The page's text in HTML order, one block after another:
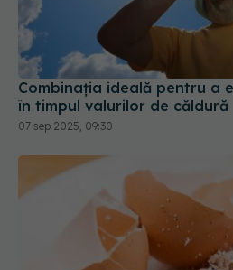
Combinația ideală pentru a
în timpul valurilor de căldură
07 sep 2025, 09:30